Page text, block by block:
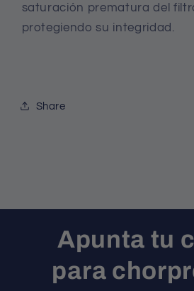
saturación prematura del
protegiendo su integridad.
Share
Apunta tu
para